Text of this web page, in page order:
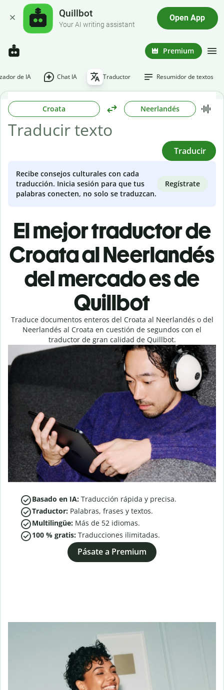
Quillbot
Your AI writing assistant
Open App
Premium
de IA Chat IA Traductor Resumidor de textos
Croata Neerlandés
Traducir
Recibe consejos culturales con cada
traducción. Inicia sesión para que tus
palabras conecten, no solo se traduzcan.
Regístrate
El mejor traductor de
Croata al Neerlandés
del mercado es de
Quillbot
Traduce documentos enteros del Croata al Neerlandés o del
Neerlandés al Croata en cuestión de segundos con el
traductor de gran calidad de Quillbot.
Basado en IA: Traducción rápida y precisa.
Traductor: Palabras, frases y textos.
Multilingüe: Más de 52 idiomas.
100 % gratis: Traducciones ilimitadas.
Pásate a Premium